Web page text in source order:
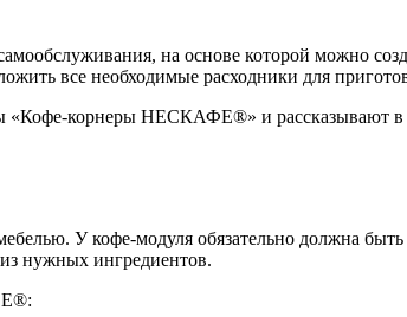
на основе которой можно
все необходимые расходники для
«Кофе-корнеры НЕСКАФЕ®» и рассказывают в
У кофе-модуля обязательно должна
нужных ингредиентов.